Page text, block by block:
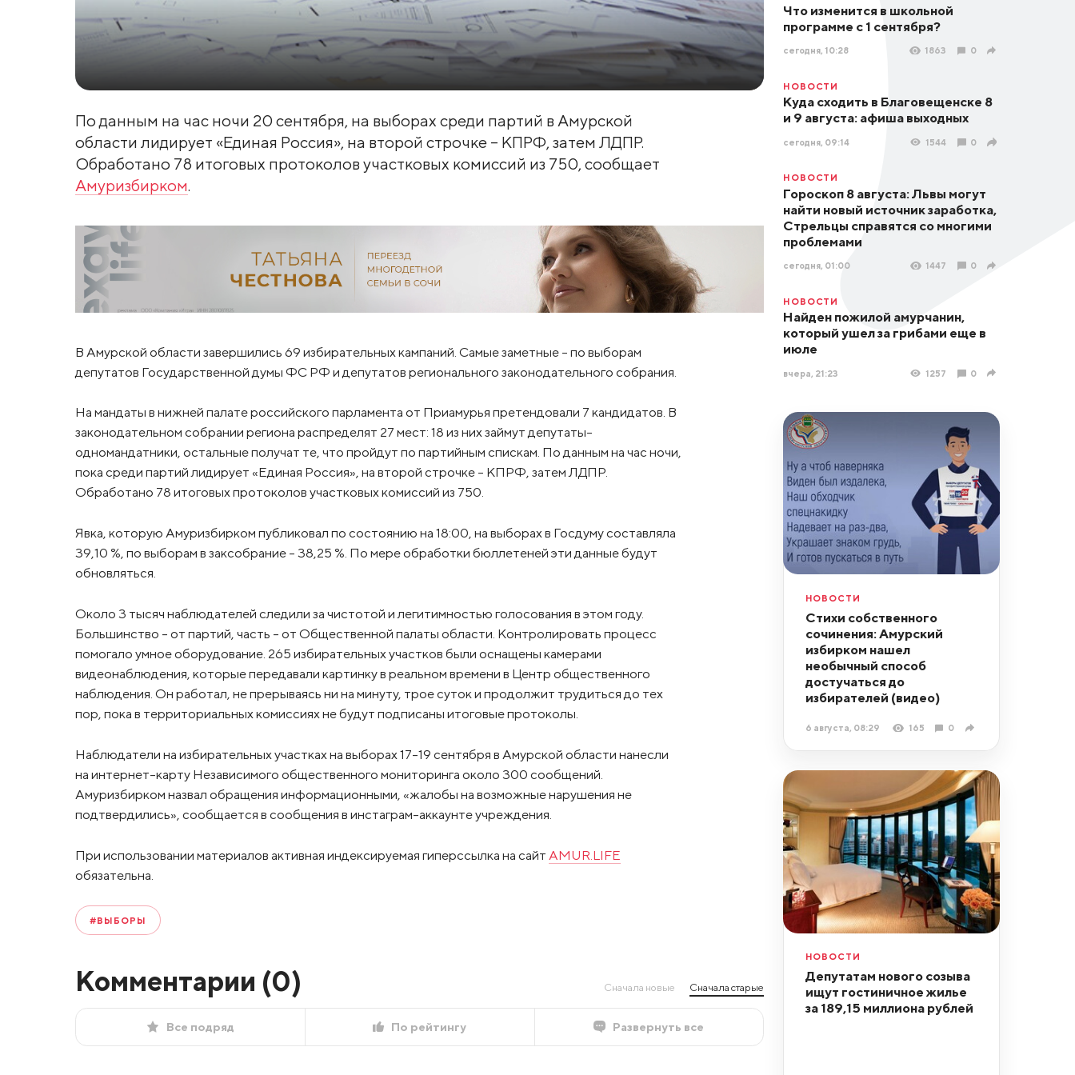
По данным на час ночи 20 сентября, на выборах среди партий в Амурской
области лидирует «Единая Россия», на второй строчке – КПРФ, затем ЛДПР.
Обработано 78 итоговых протоколов участковых комиссий из 750, сообщает
Амуризбирком.
В Амурской области завершились 69 избирательных кампаний. Самые заметные – по выборам
депутатов Государственной думы ФС РФ и депутатов регионального законодательного собрания.
На мандаты в нижней палате российского парламента от Приамурья претендовали 7 кандидатов. В
законодательном собрании региона распределят 27 мест: 18 из них займут депутаты-
одномандатники, остальные получат те, что пройдут по партийным спискам. По данным на час ночи,
пока среди партий лидирует «Единая Россия», на второй строчке – КПРФ, затем ЛДПР.
Обработано 78 итоговых протоколов участковых комиссий из 750.
Явка, которую Амуризбирком публиковал по состоянию на 18:00, на выборах в Госдуму составляла
39,10 %, по выборам в заксобрание – 38,25 %. По мере обработки бюллетеней эти данные будут
обновляться.
Около 3 тысяч наблюдателей следили за чистотой и легитимностью голосования в этом году.
Большинство – от партий, часть – от Общественной палаты области. Контролировать процесс
помогало умное оборудование. 265 избирательных участков были оснащены камерами
видеонаблюдения, которые передавали картинку в реальном времени в Центр общественного
наблюдения. Он работал, не прерываясь ни на минуту, трое суток и продолжит трудиться до тех
пор, пока в территориальных комиссиях не будут подписаны итоговые протоколы.
Наблюдатели на избирательных участках на выборах 17-19 сентября в Амурской области нанесли
на интернет-карту Независимого общественного мониторинга около 300 сообщений.
Амуризбирком назвал обращения информационными, «жалобы на возможные нарушения не
подтвердились», сообщается в сообщения в инстаграм-аккаунте учреждения.
При использовании материалов активная индексируемая гиперссылка на сайт AMUR.LIFE
обязательна.
#ВЫБОРЫ
Комментарии (0) Сначала новые Сначала старые
Все подряд По рейтингу Развернуть все
Что изменится в школьной
программе с 1 сентября?
сегодня, 10:28 1863 0
НОВОСТИ
Куда сходить в Благовещенске 8
и 9 августа: афиша выходных
сегодня, 09:14 1544 0
НОВОСТИ
Гороскоп 8 августа: Львы могут
найти новый источник заработка,
Стрельцы справятся со многими
проблемами
сегодня, 01:00 1447 0
НОВОСТИ
Найден пожилой амурчанин,
который ушел за грибами еще в
июле
вчера, 21:23 1257 0
НОВОСТИ
Стихи собственного
сочинения: Амурский
избирком нашел
необычный способ
достучаться до
избирателей (видео)
6 августа, 08:29 165 0
НОВОСТИ
Депутатам нового созыва
ищут гостиничное жилье
за 189,15 миллиона рублей